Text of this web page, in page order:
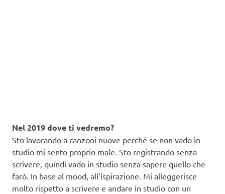
Nel 2019 dove ti vedremo?
Sto lavorando a canzoni nuove perché se non vado in
studio mi sento proprio male. Sto registrando senza
scrivere, quindi vado in studio senza sapere quello che
farò. In base al mood, all’ispirazione. Mi alleggerisce
molto rispetto a scrivere e andare in studio con un